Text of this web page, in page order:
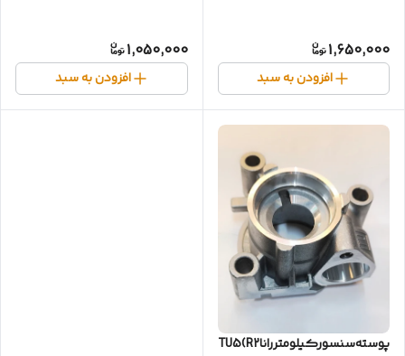
1,650,000
افزودن به سبد
1,050,000
افزودن به سبد
پوسته‌سنسورکیلومتر‌راناTU5(R2)